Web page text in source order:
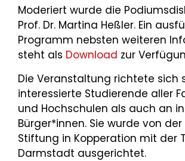
Moderiert wurde die
Prof. Dr. Martina Heßler. Ein
Programm nebsten weiteren
steht als Download zur
Die Veranstaltung richtete sich
interessierte Studierende aller
und Hochschulen als auch an
Bürger*innen. Sie wurde von
Stiftung in Kopperation mit der
Darmstadt ausgerichtet.